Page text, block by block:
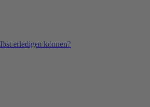
erledigen können?